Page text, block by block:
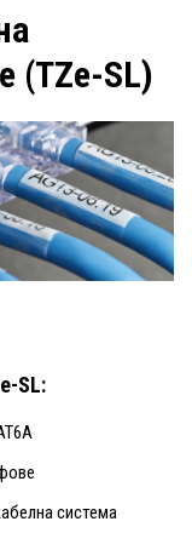
(TZe-SL)
SL:
система